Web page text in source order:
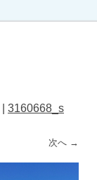
3160668_s
次へ →